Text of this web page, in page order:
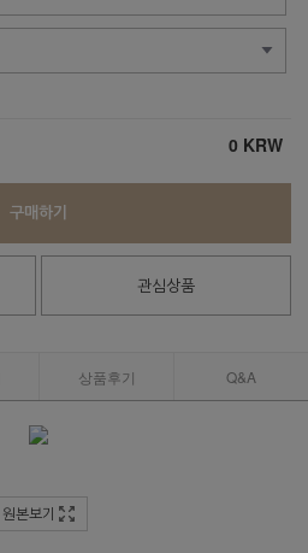
0 KRW
구매하기
관심상품
상품후기 Q&A
원본보기